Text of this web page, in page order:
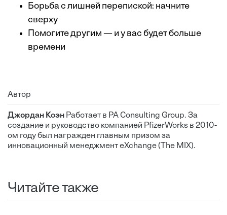
Борьба с лишней перепиской: начните
сверху
Помогите другим — и у вас будет больше
времени
Автор
Джордан Коэн Работает в PA Consulting Group. За
создание и руководство компанией РfizerWorks в 2010-
ом году был награжден главным призом за
инновационный менеджмент eXchange (The MIX).
Читайте также